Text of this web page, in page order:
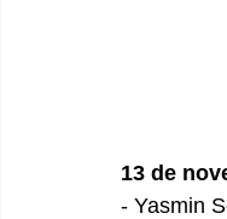
13 de
- Yasmin